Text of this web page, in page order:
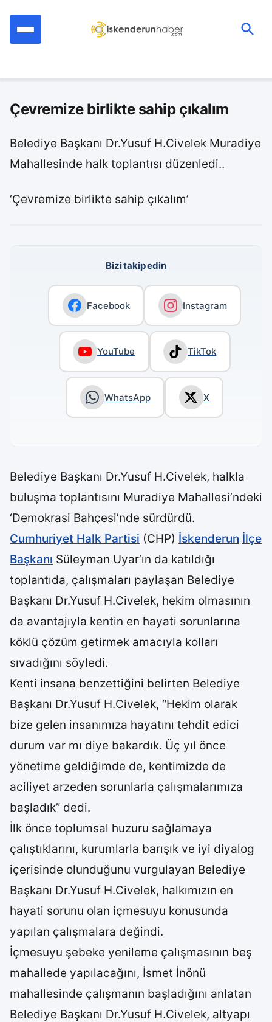
Çevremize birlikte sahip çıkalım
Belediye Başkanı Dr.Yusuf H.Civelek Muradiye
Mahallesinde halk toplantısı düzenledi..
‘Çevremize birlikte sahip çıkalım’
Bizi takip edin
Facebook Instagram
YouTube TikTok
WhatsApp X
Belediye Başkanı Dr.Yusuf H.Civelek, halkla
buluşma toplantısını Muradiye Mahallesi’ndeki
‘Demokrasi Bahçesi’nde sürdürdü.
Cumhuriyet Halk Partisi (CHP) İskenderun İlçe
Başkanı Süleyman Uyar’ın da katıldığı
toplantıda, çalışmaları paylaşan Belediye
Başkanı Dr.Yusuf H.Civelek, hekim olmasının
da avantajıyla kentin en hayati sorunlarına
köklü çözüm getirmek amacıyla kolları
sıvadığını söyledi.
Kenti insana benzettiğini belirten Belediye
Başkanı Dr.Yusuf H.Civelek, “Hekim olarak
bize gelen insanımıza hayatını tehdit edici
durum var mı diye bakardık. Üç yıl önce
yönetime geldiğimde de, kentimizde de
aciliyet arzeden sorunlarla çalışmalarımıza
başladık” dedi.
İlk önce toplumsal huzuru sağlamaya
çalıştıklarını, kurumlarla barışık ve iyi diyalog
içerisinde olunduğunu vurgulayan Belediye
Başkanı Dr.Yusuf H.Civelek, halkımızın en
hayati sorunu olan içmesuyu konusunda
yapılan çalışmalara değindi.
İçmesuyu şebeke yenileme çalışmasının beş
mahallede yapılacağını, İsmet İnönü
mahallesinde çalışmanın başladığını anlatan
Belediye Başkanı Dr.Yusuf H.Civelek, altyapı